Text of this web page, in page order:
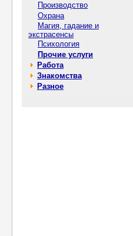
Производство
Охрана
Магия, гадание и
экстрасенсы
Психология
Прочие услуги
Работа
Знакомства
Разное